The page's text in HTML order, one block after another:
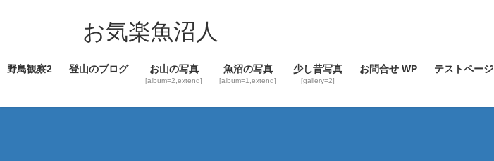
ツ
ス
シ
ン
お気楽魚沼人
野鳥観察2 登山のブログ お山の写真
[album=2,extend]
魚沼の写真
[album=1,extend]
少し昔写真
[gallery=2]
お問合せ WP テストページ